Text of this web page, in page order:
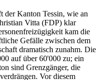
der Kanton Tessin, wie an
Vitta (FDP) klar
kam die
Gefälle zwischen dem
dramatisch zunahm. Die
auf über 60'000 zu; ein
sind Grenzgänger, die
Vor diesem